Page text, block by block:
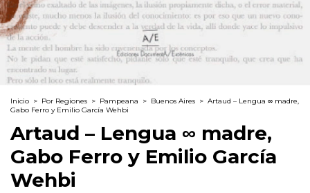
Inicio > Por Regiones > Pampeana > Buenos Aires > Artaud – Lengua ∞ madre,
Gabo Ferro y Emilio García Wehbi
Artaud – Lengua ∞ madre,
Gabo Ferro y Emilio García
Wehbi